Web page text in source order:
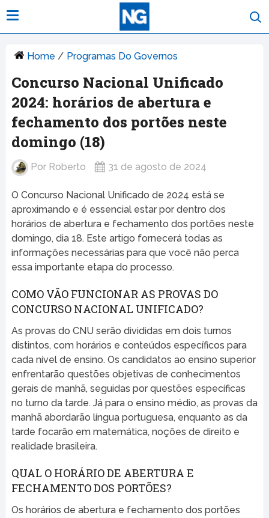
Home / Programas Do Governos
Concurso Nacional Unificado
2024: horários de abertura e
fechamento dos portões neste
domingo (18)
Por Roberto 31 de agosto de 2024
O Concurso Nacional Unificado de 2024 está se
aproximando e é essencial estar por dentro dos
horários de abertura e fechamento dos portões neste
domingo, dia 18. Este artigo fornecerá todas as
informações necessárias para que você não perca
essa importante etapa do processo.
COMO VÃO FUNCIONAR AS PROVAS DO
CONCURSO NACIONAL UNIFICADO?
As provas do CNU serão divididas em dois turnos
distintos, com horários e conteúdos específicos para
cada nível de ensino. Os candidatos ao ensino superior
enfrentarão questões objetivas de conhecimentos
gerais de manhã, seguidas por questões específicas
no turno da tarde. Já para o ensino médio, as provas da
manhã abordarão língua portuguesa, enquanto as da
tarde focarão em matemática, noções de direito e
realidade brasileira.
QUAL O HORÁRIO DE ABERTURA E
FECHAMENTO DOS PORTÕES?
Os horários de abertura e fechamento dos portões